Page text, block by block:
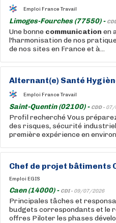
Emploi France Travail
Limoges-Fourches (77550) -
Une bonne communication en
l'harmonisation de nos
de nos sites en France et à...
Alternant(e) Santé
Emploi France Travail
Saint-Quentin (02100) - CDD - 07/
Profil recherché Vous
des risques, sécurité
première expérience en
Chef de projet bâtiments
Emploi EGIS
Caen (14000) - CDI - 09/07/2026
Principales tâches et
budgets correspondants et le
offres Piloter les phases